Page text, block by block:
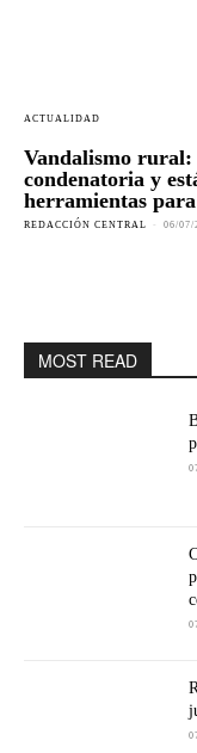
ACTUALIDAD
Vandalismo rural:
condenatoria y
herramientas
REDACCIÓN CENTRAL - 06/07/
MOST READ